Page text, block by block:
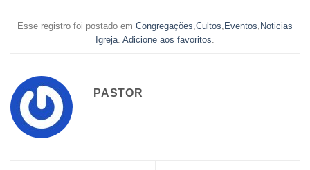
Esse registro foi postado em Congregações Cultos Eventos Noticias
Igreja Adicione aos favoritos
PASTOR